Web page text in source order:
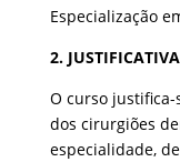
Especialização
2.
O curso
dos cirurgiões
especialidade,